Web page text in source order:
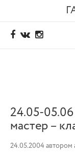
24.05-
мастер –
24.05.2004автором